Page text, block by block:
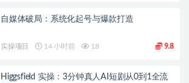
自媒体破局：系统化起号与爆款打造
实操项目 14 小时前 18 9.8
Higgsfield 实操：3分钟真人AI短剧从0到1全流